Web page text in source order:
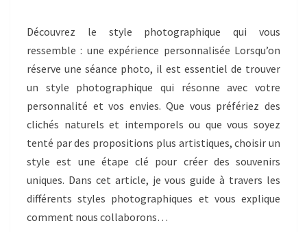
Découvrez le style photographique qui vous
ressemble : une expérience personnalisée Lorsqu’on
réserve une séance photo, il est essentiel de trouver
un style photographique qui résonne avec votre
personnalité et vos envies. Que vous préfériez des
clichés naturels et intemporels ou que vous soyez
tenté par des propositions plus artistiques, choisir un
style est une étape clé pour créer des souvenirs
uniques. Dans cet article, je vous guide à travers les
différents styles photographiques et vous explique
comment nous collaborons…